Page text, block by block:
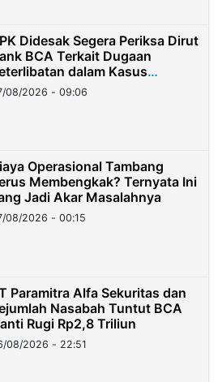
Didesak Segera Periksa Dirut
BCA Terkait Dugaan
dalam Kasus
Dana Nasabah Rp2,58
08/2026 - 09:06
Operasional Tambang
Membengkak? Ternyata Ini
Jadi Akar Masalahnya
08/2026 - 00:15
Paramitra Alfa Sekuritas dan
Nasabah Tuntut BCA
Rugi Rp2,8 Triliun
08/2026 - 22:51